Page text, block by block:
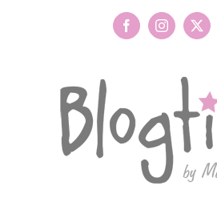
FacebookInstagram
X